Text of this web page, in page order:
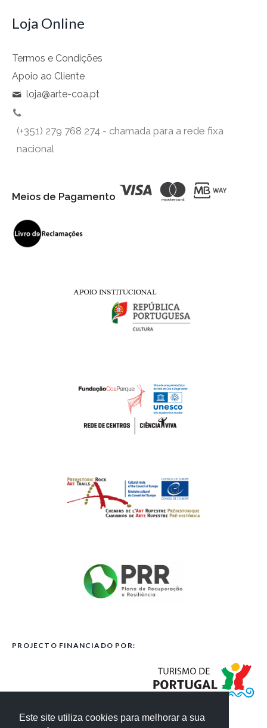
Este site utiliza cookies para melhorar a sua
Loja Online
Termos e Condições
Apoio ao Cliente
loja@arte-coa.pt
(+351) 279 768 274 - chamada para a rede fixa
nacional
Meios de Pagamento
PROJECTO FINANCIADO POR: